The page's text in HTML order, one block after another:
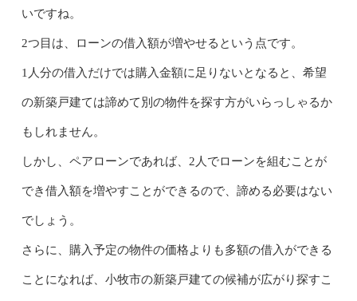
いですね。
2つ目は、ローンの借入額が増やせるという点です。
1人分の借入だけでは購入金額に足りないとなると、希望
の新築戸建ては諦めて別の物件を探す方がいらっしゃるか
もしれません。
しかし、ペアローンであれば、2人でローンを組むことが
でき借入額を増やすことができるので、諦める必要はない
でしょう。
さらに、購入予定の物件の価格よりも多額の借入ができる
ことになれば、小牧市の新築戸建ての候補が広がり探すこ